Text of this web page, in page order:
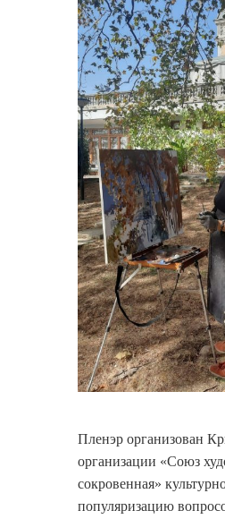
Пленэр организован
организации «Союз
сокровенная»
популяризацию